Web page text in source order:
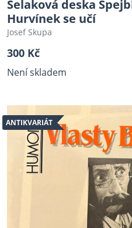
Šelaková deska
Hurvínek se učí
Josef Skupa
300 Kč
Není skladem
ANTIKVARIÁT